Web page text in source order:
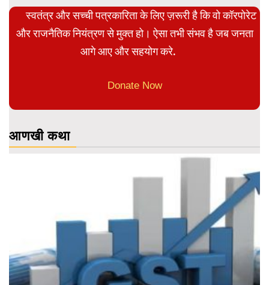
स्वतंत्र और सच्ची पत्रकारिता के लिए ज़रूरी है कि वो कॉरपोरेट
और राजनैतिक नियंत्रण से मुक्त हो। ऐसा तभी संभव है जब जनता
आगे आए और सहयोग करे.
Donate Now
आणखी कथा